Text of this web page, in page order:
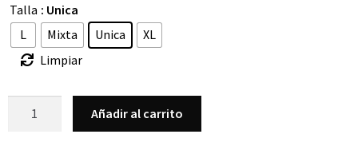
Talla : Unica
L
Mixta Unica
XL
Limpiar
Añadir al carrito